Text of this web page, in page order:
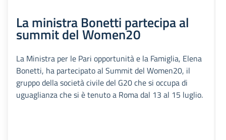
La ministra Bonetti partecipa al
summit del Women20
La Ministra per le Pari opportunità e la Famiglia, Elena
Bonetti, ha partecipato al Summit del Women20, il
gruppo della società civile del G20 che si occupa di
uguaglianza che si è tenuto a Roma dal 13 al 15 luglio.